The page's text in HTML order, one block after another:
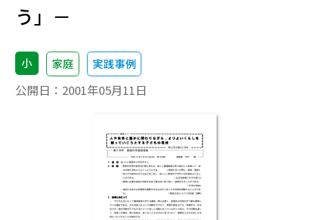
う」－
小 家庭 実践事例
公開日： 2001年05月11日